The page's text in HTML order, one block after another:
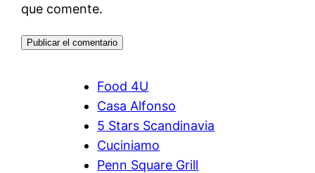
que comente.
Food 4U
Casa Alfonso
5 Stars Scandinavia
Cuciniamo
Penn Square Grill